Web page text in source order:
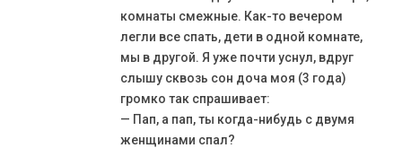
комнаты смежные. Как-то вечером
легли все спать, дети в одной комнате,
мы в другой. Я уже почти уснул, вдруг
слышу сквозь сон доча моя (3 года)
громко так спрашивает:
— Пап, а пап, ты когда-нибудь с двумя
женщинами спал?